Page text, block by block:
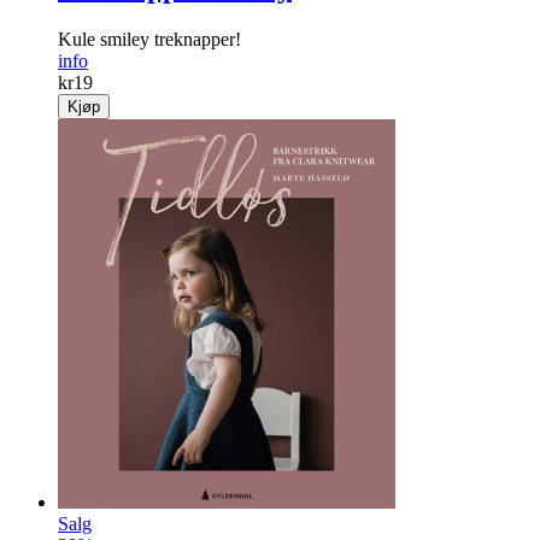
Kule smiley treknapper!
info
kr19
Kjøp
Salg